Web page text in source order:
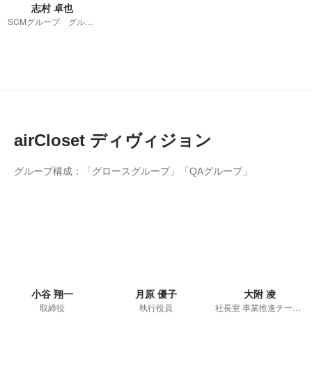
志村 卓也
SCMグループ グループ長補佐 兼 FWチームリーダー
airCloset ディヴィジョン
グループ構成：「グロースグループ」「QAグループ」
小谷 翔一
取締役
月原 優子
執行役員
大附 凌